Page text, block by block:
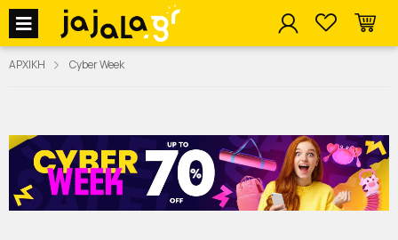
jajala Menu
ΑΡΧΙΚΗ Cyber Week